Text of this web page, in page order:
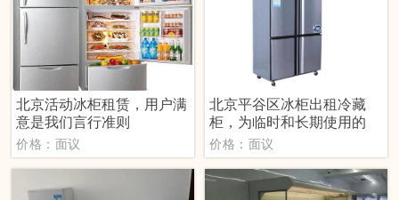
北京活动冰柜租赁，用户满
意是我们言行准则
价格：面议
北京平谷区冰柜出租冷藏
柜，为临时和长期使用的
价格：面议